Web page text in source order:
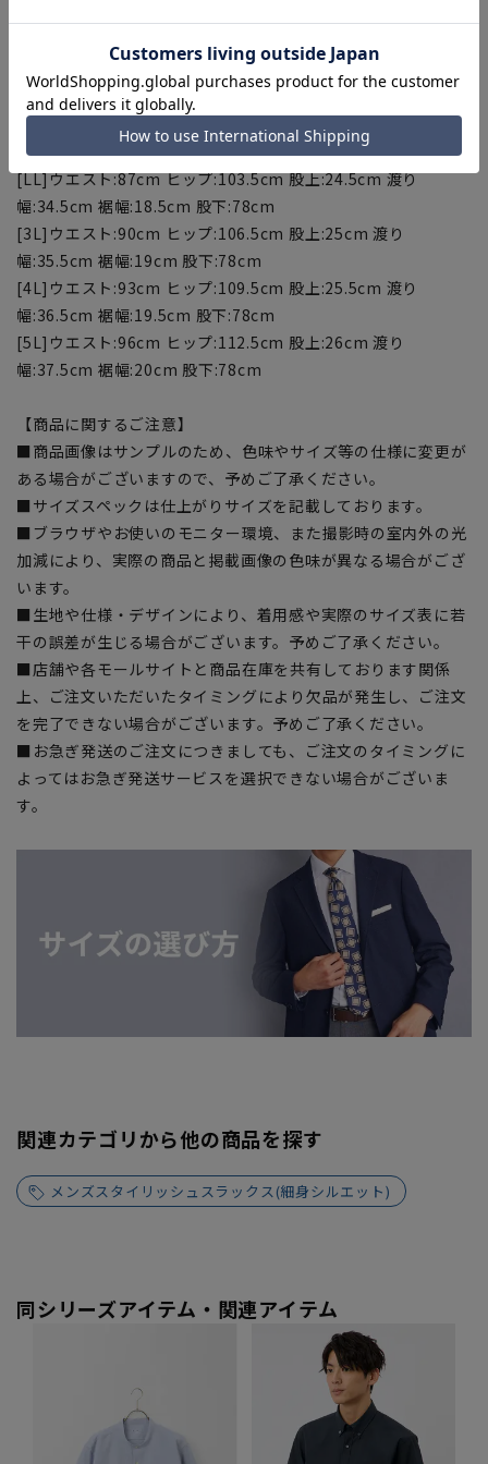
【サイズスペック】
[M]ウエスト:81cm ヒップ:97.5cm 股上:23.5cm 渡り
幅:32.5cm 裾幅:17.5cm 股下:76cm
[L]ウエスト:84cm ヒップ:100.5cm 股上:24cm 渡り
幅:33.5cm 裾幅:18cm 股下:78cm
[LL]ウエスト:87cm ヒップ:103.5cm 股上:24.5cm 渡り
幅:34.5cm 裾幅:18.5cm 股下:78cm
[3L]ウエスト:90cm ヒップ:106.5cm 股上:25cm 渡り
幅:35.5cm 裾幅:19cm 股下:78cm
[4L]ウエスト:93cm ヒップ:109.5cm 股上:25.5cm 渡り
幅:36.5cm 裾幅:19.5cm 股下:78cm
[5L]ウエスト:96cm ヒップ:112.5cm 股上:26cm 渡り
幅:37.5cm 裾幅:20cm 股下:78cm
【商品に関するご注意】
■商品画像はサンプルのため、色味やサイズ等の仕様に変更が
ある場合がございますので、予めご了承ください。
■サイズスペックは仕上がりサイズを記載しております。
■ブラウザやお使いのモニター環境、また撮影時の室内外の光
加減により、実際の商品と掲載画像の色味が異なる場合がござ
います。
■生地や仕様・デザインにより、着用感や実際のサイズ表に若
干の誤差が生じる場合がございます。予めご了承ください。
■店舗や各モールサイトと商品在庫を共有しております関係
上、ご注文いただいたタイミングにより欠品が発生し、ご注文
を完了できない場合がございます。予めご了承ください。
■お急ぎ発送のご注文につきましても、ご注文のタイミングに
よってはお急ぎ発送サービスを選択できない場合がございま
す。
関連カテゴリから他の商品を探す
メンズスタイリッシュスラックス(細身シルエット)
同シリーズアイテム・関連アイテム